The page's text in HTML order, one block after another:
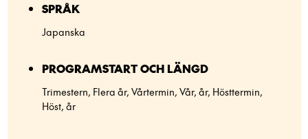
SPRÅK
Japanska
PROGRAMSTART OCH LÄNGD
Trimestern, Flera år, Vårtermin, Vår, år, Hösttermin,
Höst, år